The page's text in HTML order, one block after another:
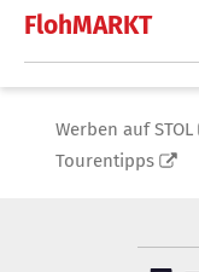
FlohMARKT
Werben auf STOL
Tourentipps